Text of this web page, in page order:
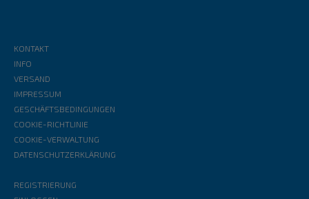
KONTAKT
INFO
VERSAND
IMPRESSUM
GESCHÄFTSBEDINGUNGEN
COOKIE-RICHTLINIE
COOKIE-VERWALTUNG
DATENSCHUTZERKLÄRUNG
REGISTRIERUNG